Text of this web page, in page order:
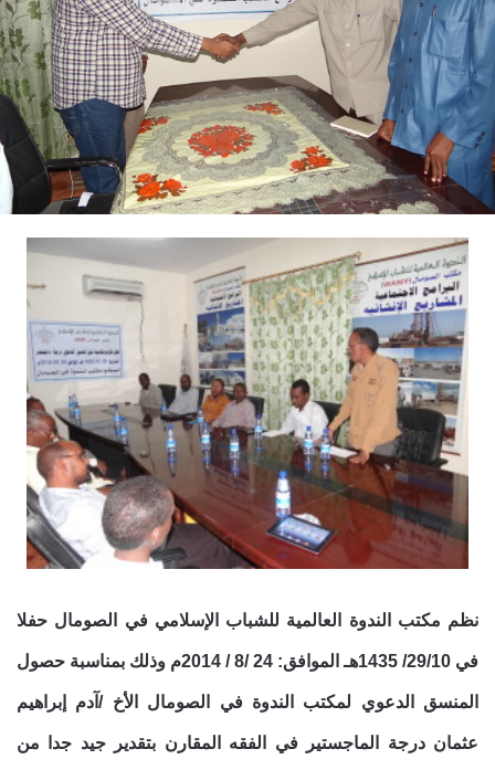
نظم مكتب الندوة العالمية للشباب الإسلامي في الصومال حفلا
في 29/10/ 1435هـ الموافق: 24 /8 / 2014م وذلك بمناسبة حصول
المنسق الدعوي لمكتب الندوة في الصومال الأخ /آدم إبراهيم
عثمان درجة الماجستير في الفقه المقارن بتقدير جيد جدا من